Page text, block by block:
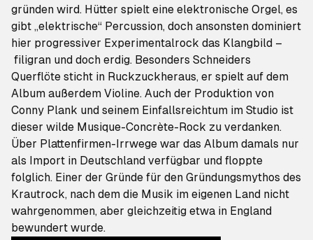
gründen wird. Hütter spielt eine elektronische Orgel, es
gibt „elektrische“ Percussion, doch ansonsten dominiert
hier progressiver Experimentalrock das Klangbild –
filigran und doch erdig. Besonders Schneiders
Querflöte sticht in Ruckzuckheraus, er spielt auf dem
Album außerdem Violine. Auch der Produktion von
Conny Plank und seinem Einfallsreichtum im Studio ist
dieser wilde Musique-Concrète-Rock zu verdanken.
Über Plattenfirmen-Irrwege war das Album damals nur
als Import in Deutschland verfügbar und floppte
folglich. Einer der Gründe für den Gründungsmythos des
Krautrock, nach dem die Musik im eigenen Land nicht
wahrgenommen, aber gleichzeitig etwa in England
bewundert wurde.